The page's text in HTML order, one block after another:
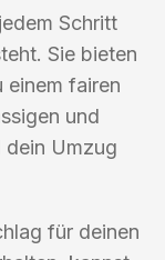
Schritt
Sie bieten
einem fairen
und
Umzug
für deinen